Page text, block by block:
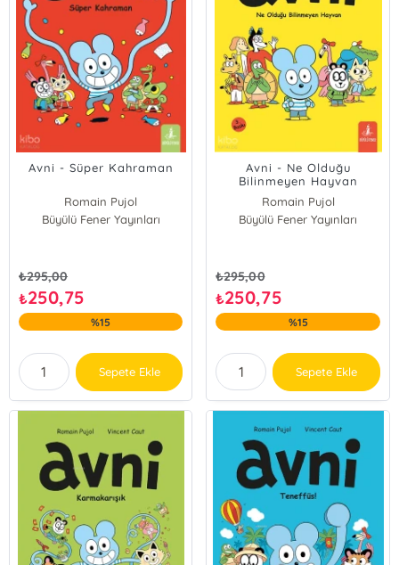
Avni - Süper Kahraman
Romain Pujol
Vincent Caut
Büyülü Fener Yayınları
₺295,00
₺250,75
%15
Sepete Ekle
Avni - Ne Olduğu
Bilinmeyen Hayvan
Romain Pujol
Vincent Caut
Büyülü Fener Yayınları
₺295,00
₺250,75
%15
Sepete Ekle